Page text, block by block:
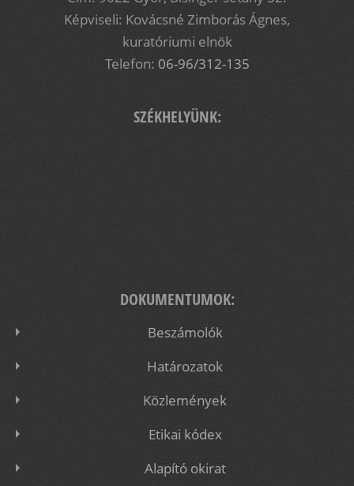
Képviseli: Kovácsné Zimborás Ágnes,
kuratóriumi elnök
Telefon: 06-96/312-135
SZÉKHELYÜNK:
DOKUMENTUMOK:
Beszámolók
Határozatok
Közlemények
Etikai kódex
Alapító okirat